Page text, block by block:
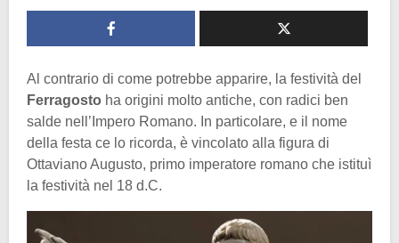
Al contrario di come potrebbe apparire, la festività del
Ferragosto ha origini molto antiche, con radici ben
salde nell’Impero Romano. In particolare, e il nome
della festa ce lo ricorda, è vincolato alla figura di
Ottaviano Augusto, primo imperatore romano che istituì
la festività nel 18 d.C.